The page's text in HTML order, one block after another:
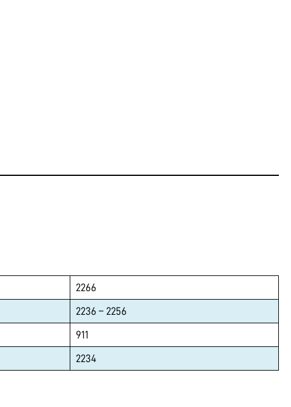
2266
2236 – 2256
911
2234